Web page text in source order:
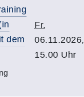
dem
Fr.
06.11.2026,
15.00 Uhr